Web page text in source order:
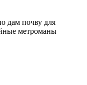
дам почву для
метроманы